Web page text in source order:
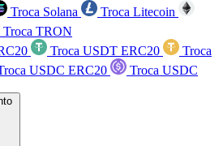
Troca Solana
Troca Litecoin
Troca TRON
Troca USDT ERC20
Troca
USDC ERC20
Troca USDC